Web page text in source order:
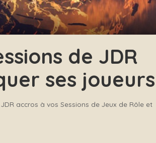
de JDR
ses joueurs
accros à vos Sessions de Jeux de Rôle et